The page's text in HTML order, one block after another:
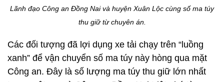
Lãnh đạo Công an Đồng Nai và huyện Xuân Lộc cùng số ma túy
thu giữ từ chuyên án.
Các đối tượng đã lợi dụng xe tải chạy trên “luồng
xanh” để vận chuyển số ma túy này hòng qua mặt
Công an. Đây là số lượng ma túy thu giữ lớn nhất